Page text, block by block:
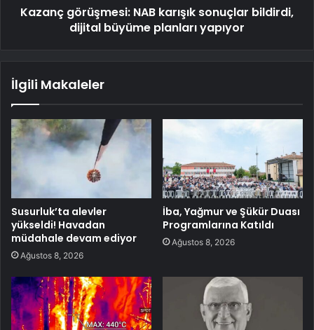
Kazanç görüşmesi: NAB karışık sonuçlar bildirdi,
dijital büyüme planları yapıyor
İlgili Makaleler
Susurluk’ta alevler
yükseldi! Havadan
müdahale devam ediyor
Ağustos 8, 2026
İba, Yağmur ve Şükür Duası
Programlarına Katıldı
Ağustos 8, 2026